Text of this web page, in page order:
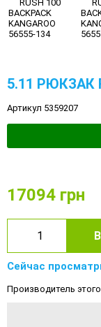
5.11 РЮКЗАК
Артикул 5359207
17094 грн
Сейчас
Производитель